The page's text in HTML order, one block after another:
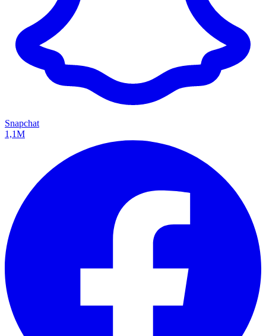
Snapchat
1,1M